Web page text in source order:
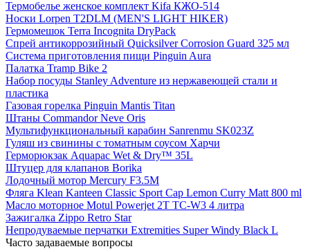
Термобелье женское комплект Kifa КЖО-514
Носки Lorpen T2DLM (MEN'S LIGHT HIKER)
Гермомешок Terra Incognita DryPack
Спрей антикоррозийный Quicksilver Corrosion Guard 325 мл
Система приготовления пищи Pinguin Aura
Палатка Tramp Bike 2
Набор посуды Stanley Adventure из нержавеющей стали и
пластика
Газовая горелка Pinguin Mantis Titan
Штаны Commandor Neve Oris
Мультифункциональный карабин Sanrenmu SK023Z
Гуляш из свинины с томатным соусом Харчи
Герморюкзак Aquapac Wet & Dry™ 35L
Штуцер для клапанов Borika
Лодочный мотор Mercury F3.5M
Фляга Klean Kanteen Classic Sport Cap Lemon Curry Matt 800 ml
Масло моторное Motul Powerjet 2T TC-W3 4 литра
Зажигалка Zippo Retro Star
Непродуваемые перчатки Extremities Super Windy Black L
Часто задаваемые вопросы